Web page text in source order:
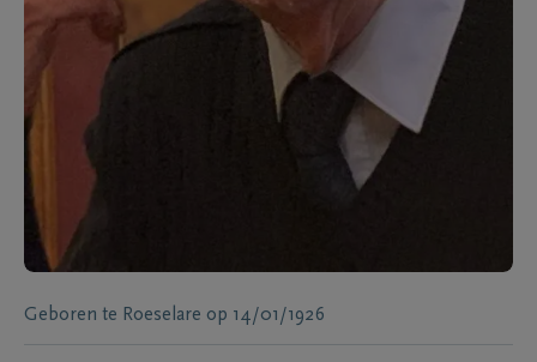
Geboren te Roeselare op 14/01/1926